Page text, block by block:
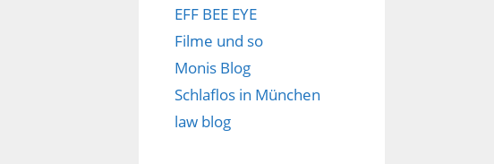
EFF BEE EYE
Filme und so
Monis Blog
Schlaflos in München
law blog